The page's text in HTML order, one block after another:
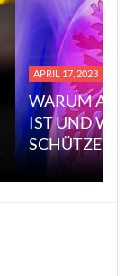
APRIL 17, 2023
WARUM
IST UND
SCHÜTZEN